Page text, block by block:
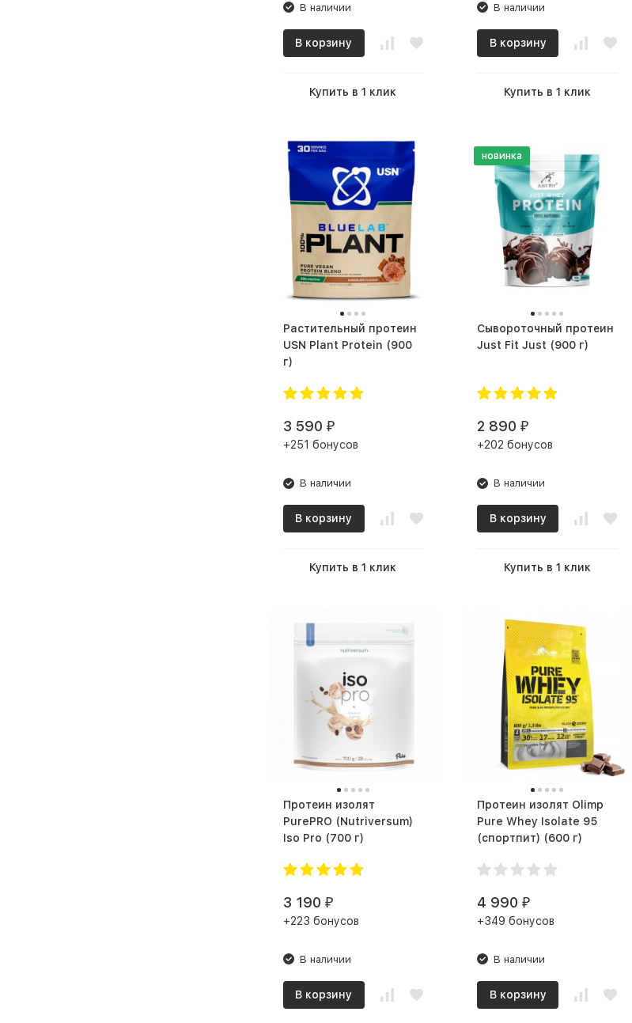
В наличии
В корзину
Купить в 1 клик
В наличии
В корзину
Купить в 1 клик
Растительный протеин
USN Plant Protein (900
г)
3 590 ₽
+251 бонусов
В наличии
В корзину
Купить в 1 клик
новинка
Сывороточный протеин
Just Fit Just (900 г)
2 890 ₽
+202 бонусов
В наличии
В корзину
Купить в 1 клик
Протеин изолят
PurePRO (Nutriversum)
Iso Pro (700 г)
3 190 ₽
+223 бонусов
В наличии
В корзину
Протеин изолят Olimp
Pure Whey Isolate 95
(спортпит) (600 г)
4 990 ₽
+349 бонусов
В наличии
В корзину